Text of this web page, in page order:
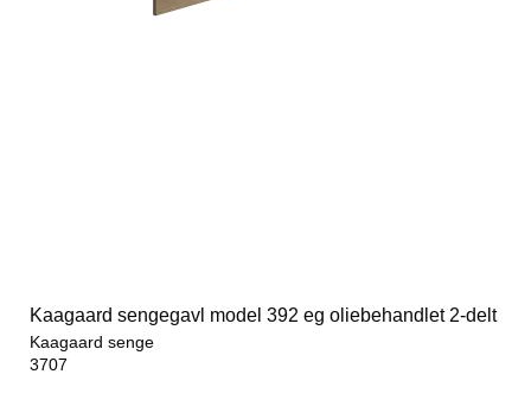
Kaagaard sengegavl model 392 eg oliebehandlet 2-delt
Kaagaard senge
3707